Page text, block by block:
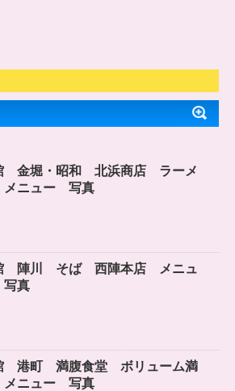
金堀・昭和 北浜商店 ラーメ
ニュー 写真
陣川 そば 西陣本店 メニュ
真
港町 満腹食堂 ボリューム満
ニュー 写真